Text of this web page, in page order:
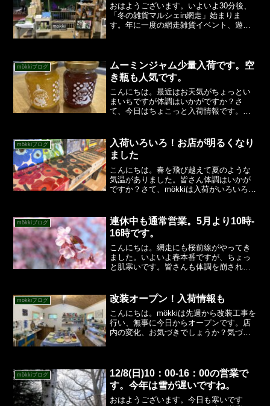
おはようございます。いよいよ30分後、
「冬の雑貨マルシェin網走」始まりま
す。年に一度の網走雑貨イベント、遊び
ます。おやつを準備して...
mökkiブログ
ムーミンジャム少量入荷です。空
き瓶も人気です。
こんにちは。最近はお天気がちょっとい
まいちですが体調はいかがですか？さ
て、今日はちょこっと入荷情報です。ま
す。イチゴとミカンの2種類です。価格は
708円。ジャムの瓶にはム...
mökkiブログ
入荷いろいろ！お店が明るくなり
ました
こんにちは。春を飛び越えて夏のような
気温がありました。皆さん体調はいかが
ですか？さて、mökkiは入荷がいろいろあ
他も素敵なデザインいろいろ。各990円。
北欧からは少...
mökkiブログ
連休中も通常営業。5月より10時‐
16時です。
こんにちは。網走にも桜前線がやってき
ました。いよいよ春本番ですが、ちょっ
と肌寒いです。皆さんも体調を崩されぬ
雑貨店OPENです。ただし、時間が夏時
間の10時～16...
mökkiブログ 改装オープン！入荷情報も
こんにちは。mökkiは先週から改装工事を
行い、無事に今日からオープンです。店
内の変化、お気づきでしょうか？気づい
できるように...
mökkiブログ
12/8(日)10：00‐16：00の営業で
す。今年は雪が遅いですね。
おはようございます。今日も寒いです